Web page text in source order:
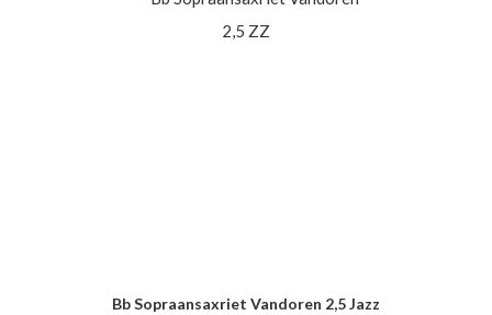
Bb Sopraansaxriet Vandoren 2,5 Jazz